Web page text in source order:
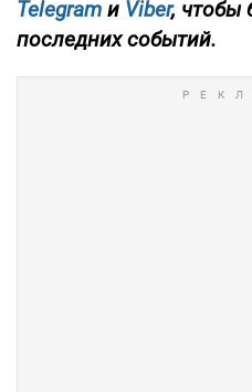
Telegram и Viber, чтобы
последних событий.